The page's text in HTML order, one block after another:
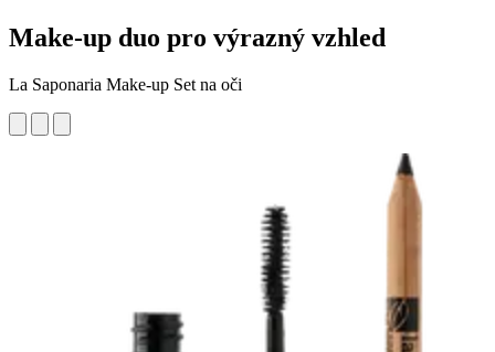
Make-up duo pro výrazný vzhled
La Saponaria Make-up Set na oči